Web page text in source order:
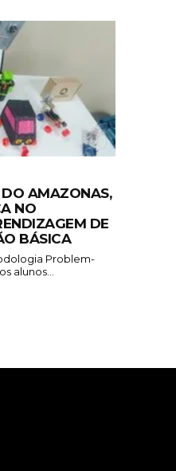
AMAZONAS,
NO
DE
BÁSICA
Problem-
alunos...